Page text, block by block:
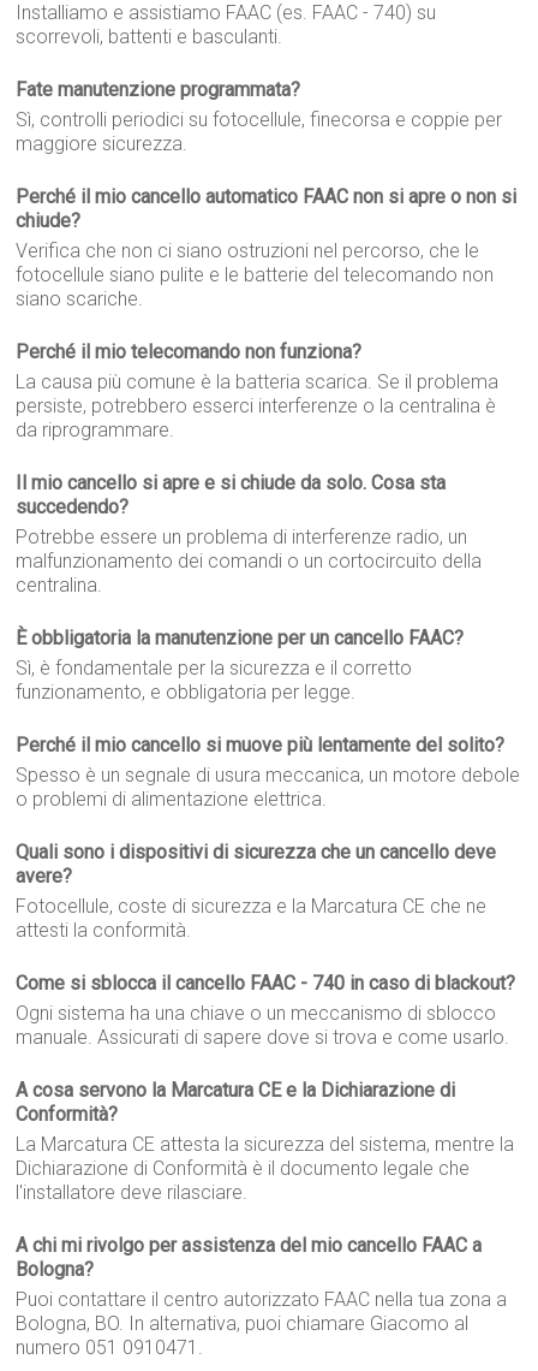
Installiamo e assistiamo FAAC (es. FAAC - 740) su
scorrevoli, battenti e basculanti.
Fate manutenzione programmata?
Sì, controlli periodici su fotocellule, finecorsa e coppie per
maggiore sicurezza.
Perché il mio cancello automatico FAAC non si apre o non si
chiude?
Verifica che non ci siano ostruzioni nel percorso, che le
fotocellule siano pulite e le batterie del telecomando non
siano scariche.
Perché il mio telecomando non funziona?
La causa più comune è la batteria scarica. Se il problema
persiste, potrebbero esserci interferenze o la centralina è
da riprogrammare.
Il mio cancello si apre e si chiude da solo. Cosa sta
succedendo?
Potrebbe essere un problema di interferenze radio, un
malfunzionamento dei comandi o un cortocircuito della
centralina.
È obbligatoria la manutenzione per un cancello FAAC?
Sì, è fondamentale per la sicurezza e il corretto
funzionamento, e obbligatoria per legge.
Perché il mio cancello si muove più lentamente del solito?
Spesso è un segnale di usura meccanica, un motore debole
o problemi di alimentazione elettrica.
Quali sono i dispositivi di sicurezza che un cancello deve
avere?
Fotocellule, coste di sicurezza e la Marcatura CE che ne
attesti la conformità.
Come si sblocca il cancello FAAC - 740 in caso di blackout?
Ogni sistema ha una chiave o un meccanismo di sblocco
manuale. Assicurati di sapere dove si trova e come usarlo.
A cosa servono la Marcatura CE e la Dichiarazione di
Conformità?
La Marcatura CE attesta la sicurezza del sistema, mentre la
Dichiarazione di Conformità è il documento legale che
l'installatore deve rilasciare.
A chi mi rivolgo per assistenza del mio cancello FAAC a
Bologna?
Puoi contattare il centro autorizzato FAAC nella tua zona a
Bologna, BO. In alternativa, puoi chiamare Giacomo al
numero 051 0910471.